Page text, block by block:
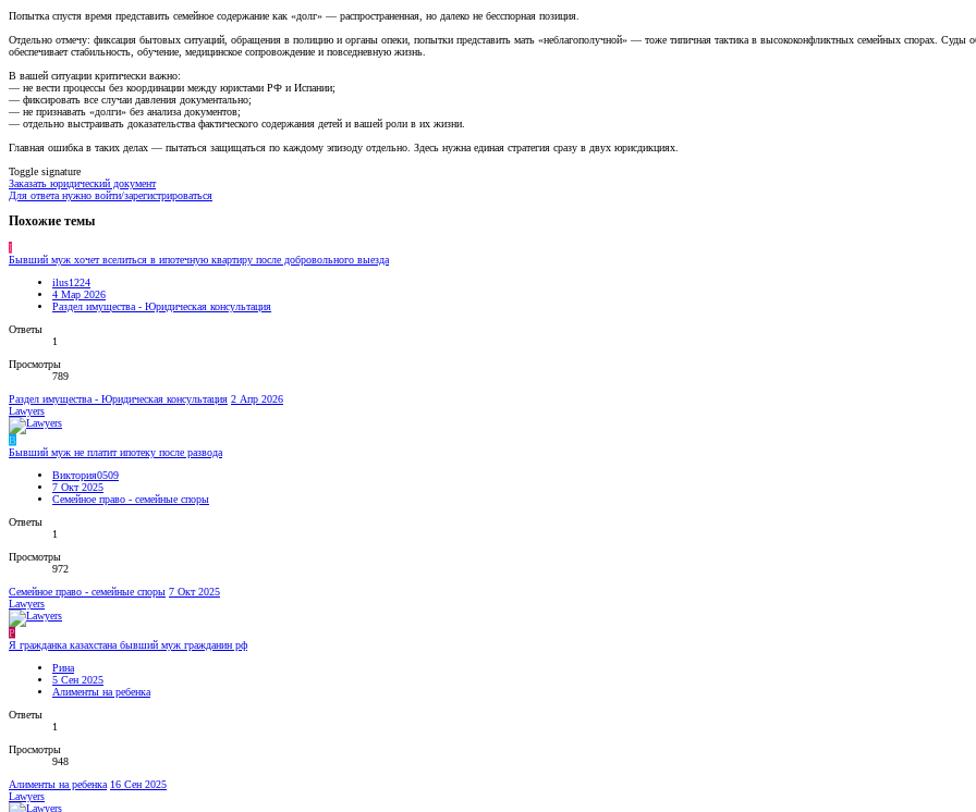
Попытка спустя время представить семейное содержание как «долг» — распространенная, но далеко не бесспорная позиция.
Отдельно отмечу: фиксация бытовых ситуаций, обращения в полицию и органы опеки, попытки представить мать «неблагополучной» — тоже типичная тактика в высококонфликтных семейных спорах. Суды
обеспечивает стабильность, обучение, медицинское сопровождение и повседневную жизнь.
В вашей ситуации критически важно:
— не вести процессы без координации между юристами РФ и Испании;
— фиксировать все случаи давления документально;
— не признавать «долги» без анализа документов;
— отдельно выстраивать доказательства фактического содержания детей и вашей роли в их жизни.
Главная ошибка в таких делах — пытаться защищаться по каждому эпизоду отдельно. Здесь нужна единая стратегия сразу в двух юрисдикциях.
Toggle signature
Заказать юридический документ
Для ответа нужно войти/зарегистрироваться
Похожие темы
I
Бывший муж хочет вселиться в ипотечную квартиру после добровольного выезда
ilus1224
4 Мар 2026
Раздел имущества - Юридическая консультация
Ответы
1
Просмотры
789
Раздел имущества - Юридическая консультация 2 Апр 2026
Lawyers
В
Бывший муж не платит ипотеку после развода
Виктория0509
7 Окт 2025
Семейное право - семейные споры
Ответы
1
Просмотры
972
Семейное право - семейные споры 7 Окт 2025
Lawyers
Р
Я гражданка казахстана бывший муж гражданин рф
Рина
5 Сен 2025
Алименты на ребенка
Ответы
1
Просмотры
948
Алименты на ребенка 16 Сен 2025
Lawyers